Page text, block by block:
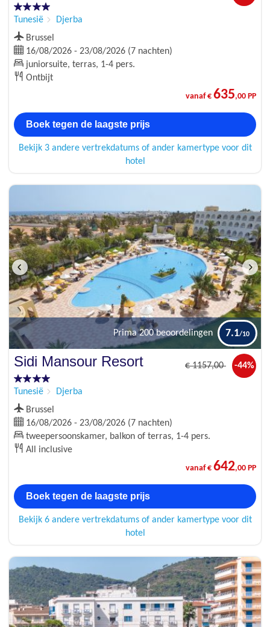
Tunesië Djerba
Brussel
16/08/2026 - 23/08/2026 (7 nachten)
juniorsuite, terras, 1-4 pers.
Ontbijt
vanaf € 635,00 PP
Boek tegen de laagste prijs
Bekijk 3 andere vertrekdatums of ander kamertype voor dit
hotel
Prima 200 beoordelingen 7.1
Sidi Mansour Resort
Tunesië Djerba
€1157,00 -44%
Brussel
16/08/2026 - 23/08/2026 (7 nachten)
tweepersoonskamer, balkon of terras, 1-4 pers.
All inclusive
vanaf € 642,00 PP
Boek tegen de laagste prijs
Bekijk 6 andere vertrekdatums of ander kamertype voor dit
hotel